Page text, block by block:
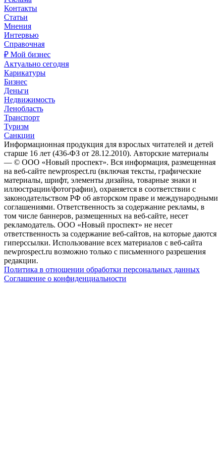
Контакты
Статьи
Мнения
Интервью
Справочная
₽ Мой бизнес
Актуально сегодня
Карикатуры
Бизнес
Деньги
Недвижимость
Ленобласть
Транспорт
Туризм
Санкции
Информационная продукция для взрослых читателей и детей
старше 16 лет (436-ФЗ от 28.12.2010). Авторские материалы
— © ООО «Новый проспект». Вся информация, размещенная
на веб-сайте newprospect.ru (включая тексты, графические
материалы, шрифт, элементы дизайна, товарные знаки и
иллюстрации/фотографии), охраняется в соответствии с
законодательством РФ об авторском праве и международными
соглашениями. Ответственность за содержание рекламы, в
том числе баннеров, размещенных на веб-сайте, несет
рекламодатель. ООО «Новый проспект» не несет
ответственность за содержание веб-сайтов, на которые даются
гиперссылки. Использование всех материалов с веб-сайта
newprospect.ru возможно только с письменного разрешения
редакции.
Политика в отношении обработки персональных данных
Соглашение о конфиденциальности